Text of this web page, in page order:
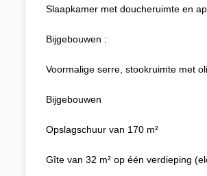
Slaapkamer met doucheruimte en
Bijgebouwen :
Voormalige serre, stookruimte met
Bijgebouwen
Opslagschuur van 170 m²
Gîte van 32 m² op één verdieping